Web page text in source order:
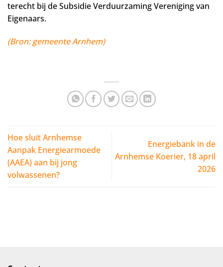
terecht bij de Subsidie Verduurzaming Vereniging van
Eigenaars.
(Bron: gemeente Arnhem)
Hoe sluit Arnhemse
Aanpak Energiearmoede
(AAEA) aan bij jong
volwassenen?
Energiebank in de
Arnhemse Koerier, 18 april
2026